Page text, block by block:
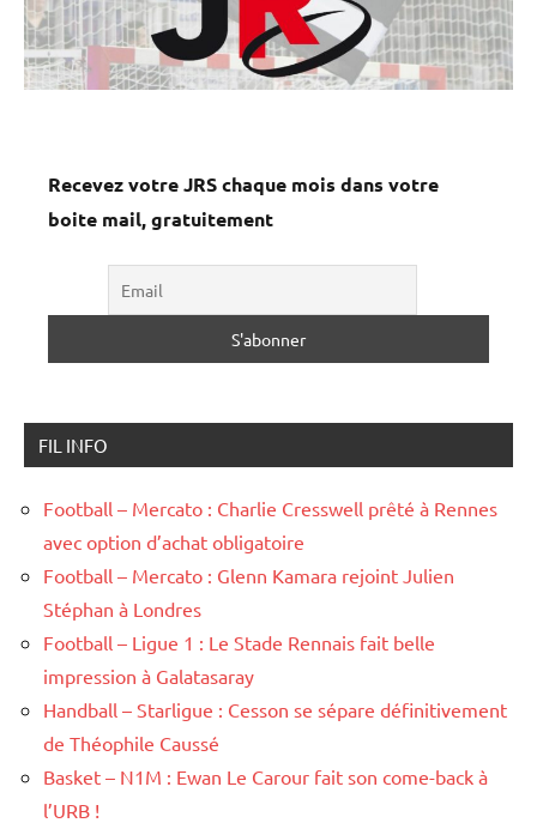
Recevez votre JRS chaque mois dans votre
boite mail, gratuitement
FIL INFO
Football – Mercato : Charlie Cresswell prêté à Rennes
avec option d’achat obligatoire
Football – Mercato : Glenn Kamara rejoint Julien
Stéphan à Londres
Football – Ligue 1 : Le Stade Rennais fait belle
impression à Galatasaray
Handball – Starligue : Cesson se sépare définitivement
de Théophile Caussé
Basket – N1M : Ewan Le Carour fait son come-back à
l’URB !